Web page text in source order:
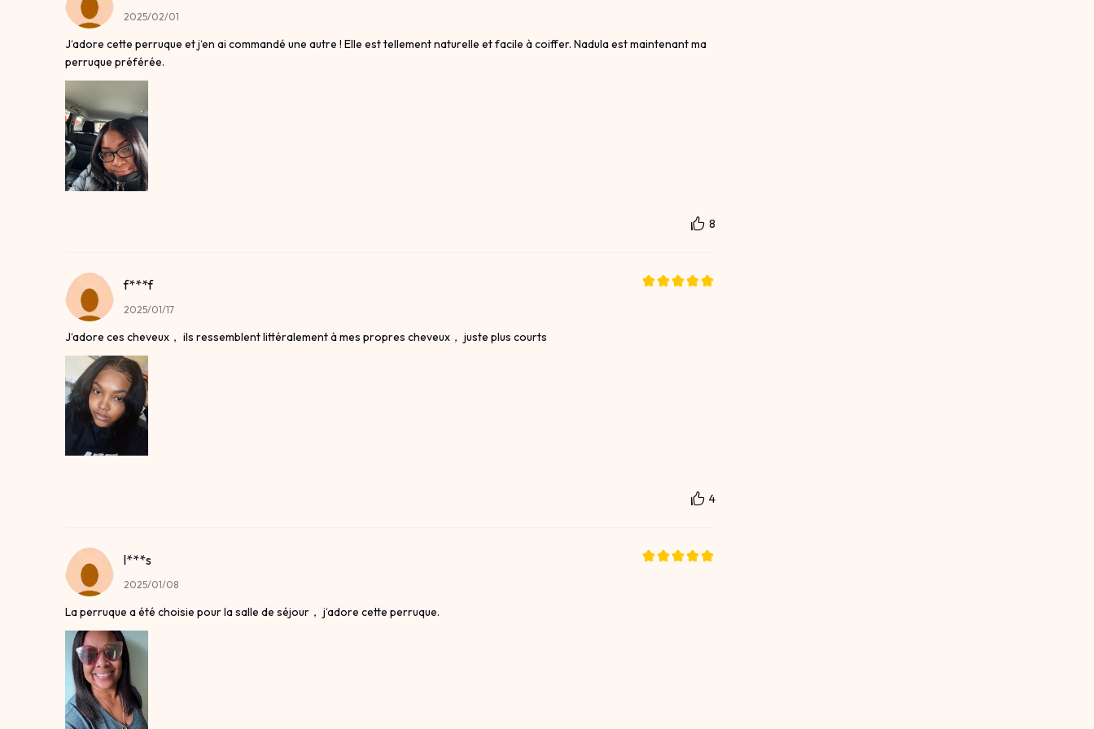
2025/02/01
J‘adore cette perruque et j‘en ai commandé une autre ! Elle est tellement naturelle et facile à coiffer. Nadula est maintenant ma
perruque préférée.
8
f***f
2025/01/17
J‘adore ces cheveux， ils ressemblent littéralement à mes propres cheveux， juste plus courts
4
l***s
2025/01/08
La perruque a été choisie pour la salle de séjour， j‘adore cette perruque.